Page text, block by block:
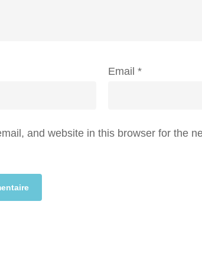
Email *
and website in this browser for the